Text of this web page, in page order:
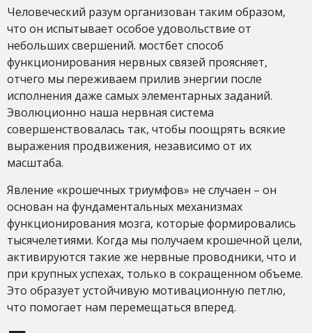
Человеческий разум организован таким образом,
что он испытывает особое удовольствие от
небольших свершений. мостбет способ
функционирования нервных связей проясняет,
отчего мы переживаем прилив энергии после
исполнения даже самых элементарных заданий.
Эволюционно наша нервная система
совершенствовалась так, чтобы поощрять всякие
выражения продвижения, независимо от их
масштаба.
Явление «крошечных триумфов» не случаен – он
основан на фундаментальных механизмах
функционирования мозга, которые формировались
тысячелетиями. Когда мы получаем крошечной цели,
активируются такие же нервные проводники, что и
при крупных успехах, только в сокращенном объеме.
Это образует устойчивую мотивационную петлю,
что помогает нам перемещаться вперед.